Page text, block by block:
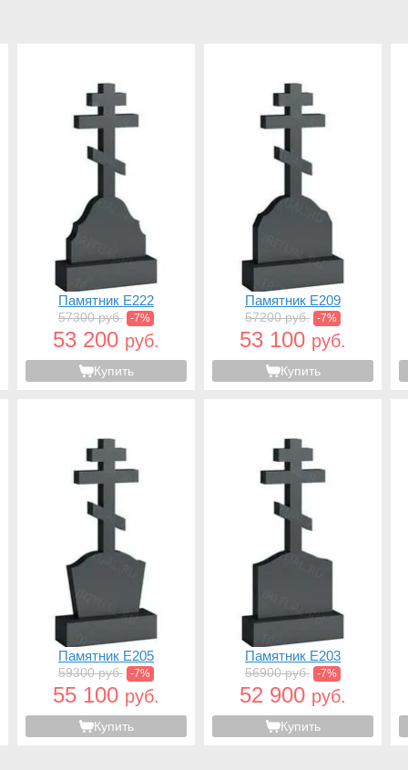
Памятник E222
57300 руб. -7%
53 200 руб.
Купить
Памятник E209
57200 руб. -7%
53 100 руб.
Купить
Памятник E205
59300 руб. -7%
55 100 руб.
Купить
Памятник E203
56900 руб. -7%
52 900 руб.
Купить